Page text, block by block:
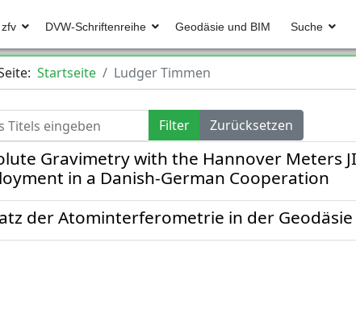
zfv DVW-Schriftenreihe Geodäsie und BIM Suche
Startseite Ludger Timmen
Titels eingeben Filter Zurücksetzen
Gravimetry with the Hannover Meters
in a Danish-German Cooperation
der Atominterferometrie in der Geodäsie